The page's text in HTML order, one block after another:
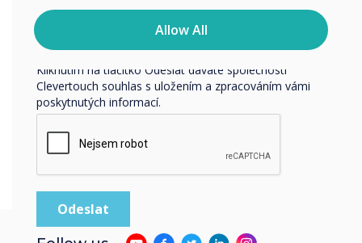
Allow All
Informace o tom, jak shromažďujeme a používáme vaše
osobní údaje, najdete v našich zásadách ochrany
osobních údajů.
Kliknutím na tlačítko Odeslat dáváte společnosti
Clevertouch souhlas s uložením a zpracováním vámi
poskytnutých informací.